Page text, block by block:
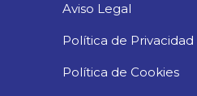
Aviso Legal
Política de Privacidad
Política de Cookies